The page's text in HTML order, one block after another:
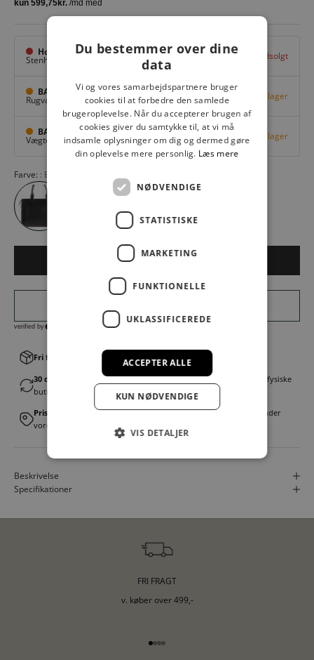
Hovedlager
Stenhuggervej 10, Udsolgt
BAGGI Tarup Center
Rugvang 36, Odense NV Få på lager
BAGGI Nyborg
Vægtergade 1, Nyborg Få på lager
Farve: BLACK
LÆG I KURV
Fri fragt v. køb over 499,00 kr.│Levering 1-3 hverdage
30 dages fortrydelsesret│Byt eller returner gratis i en af vores fysiske
butikker
Prismatch
│Vi tilbyder landsdækkende prisgaranti. Læs mere under
vores FAQ
Beskrivelse
Specifikationer
FRI FRAGT
v. køber over 499,-
Gå til element 1
Gå til element 2
Gå til element 3
Gå til element 4
Du bestemmer over dine
data
Vi og vores samarbejdspartnere bruger
cookies til at forbedre den samlede
brugeroplevelse. Når du accepterer brugen af
cookies giver du samtykke til, at vi må
indsamle oplysninger om dig og dermed gøre
din oplevelse mere personlig. Læs mere
NØDVENDIGE
STATISTISKE
MARKETING
FUNKTIONELLE
UKLASSIFICEREDE
ACCEPTER ALLE
KUN NØDVENDIGE
VIS DETALJER